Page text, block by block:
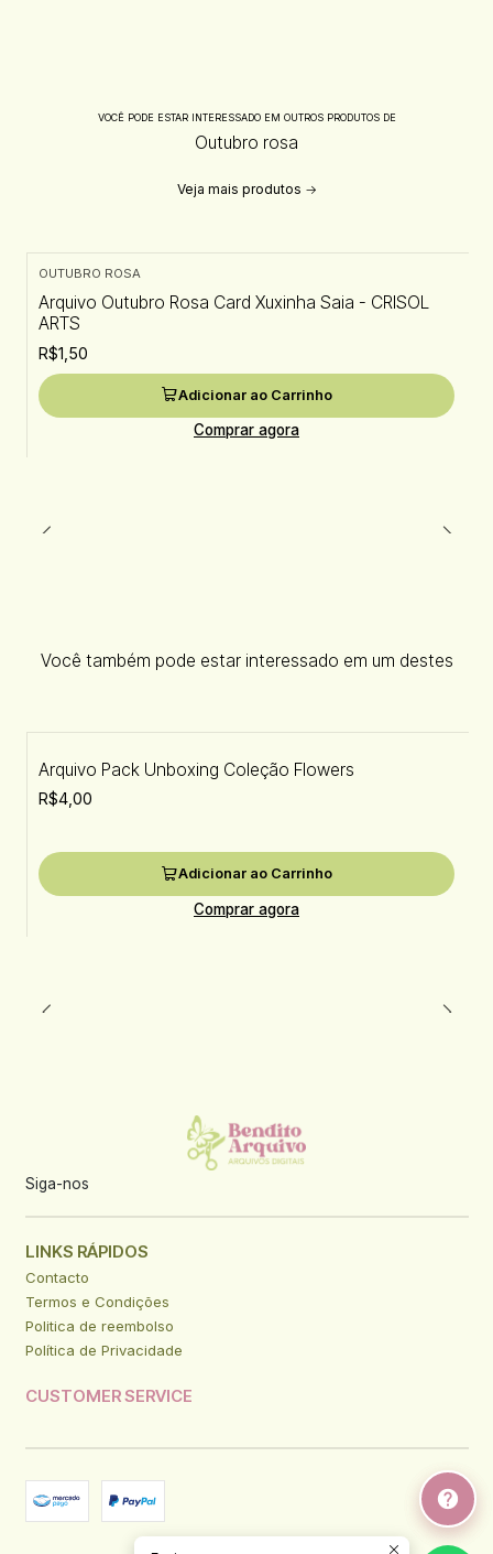
VOCÊ PODE ESTAR INTERESSADO EM OUTROS PRODUTOS DE
Outubro rosa
Veja mais produtos
OUTUBRO ROSA
Arquivo Outubro Rosa Card Xuxinha Saia - CRISOL
ARTS
R$1,50
Adicionar ao Carrinho
Comprar agora
Você também pode estar interessado em um destes
Arquivo Pack Unboxing Coleção Flowers
R$4,00
Adicionar ao Carrinho
Comprar agora
Siga-nos
LINKS RÁPIDOS
Contacto
Termos e Condições
Politica de reembolso
Política de Privacidade
CUSTOMER SERVICE